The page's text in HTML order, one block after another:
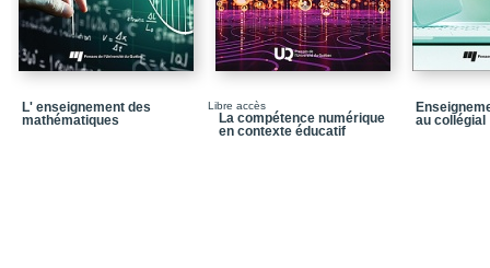
Conclusion
Références
Chapitre 3 –
Conclusion
L' enseignement des
mathématiques
Libre accès
La compétence numérique
en contexte éducatif
au collégial